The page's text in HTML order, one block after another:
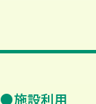
施設利用